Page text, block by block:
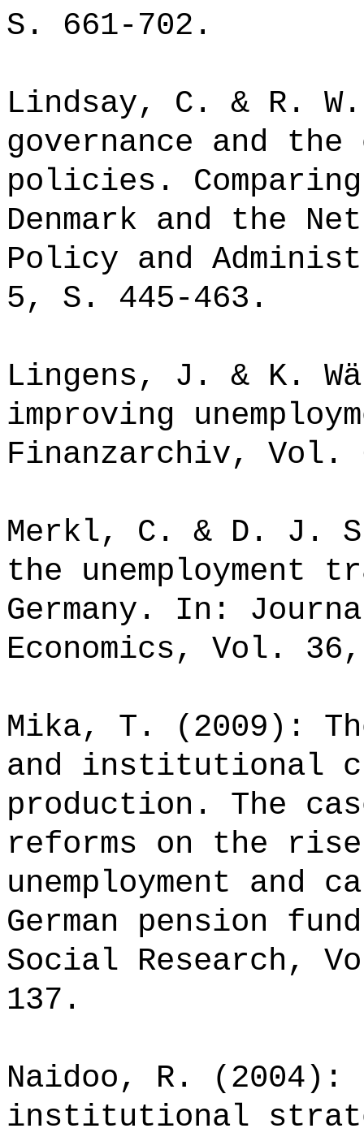
S. 661-702.
Lindsay, C. & R. W.
governance and
policies.
Denmark and the
Policy and
5, S. 445-463.
Lingens, J. & K.
improving
Finanzarchiv, Vol.
Merkl, C. & D. J.
the unemployment
Germany. In:
Economics, Vol.
Mika, T. (2009):
and institutional
production. The
reforms on the
unemployment and
German pension
Social Research,
137.
Naidoo, R. (2004):
institutional